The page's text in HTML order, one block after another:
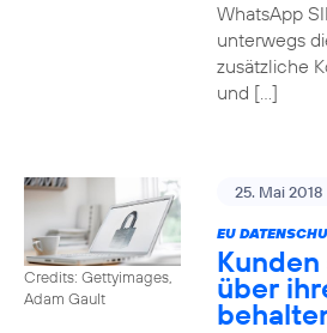
WhatsApp
unterwegs
zusätzliche
und […]
Credits: Gettyimages,
Adam Gault
25. Mai 2018
EU
über